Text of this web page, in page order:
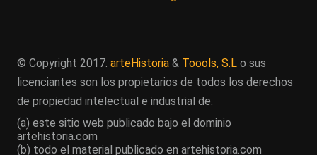
© Copyright 2017. arteHistoria & Toools, S.L o sus
licenciantes son los propietarios de todos los derechos
de propiedad intelectual e industrial de:
(a) este sitio web publicado bajo el dominio
artehistoria.com
(b) todo el material publicado en artehistoria.com